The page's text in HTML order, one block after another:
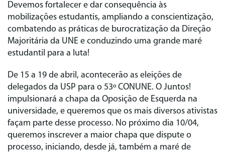
Devemos fortalecer e dar consequência às
mobilizações estudantis, ampliando a conscientização,
combatendo as práticas de burocratização da Direção
Majoritária da UNE e conduzindo uma grande maré
estudantil para a luta!
De 15 a 19 de abril, acontecerão as eleições de
delegados da USP para o 53º CONUNE. O Juntos!
impulsionará a chapa da Oposição de Esquerda na
universidade, e queremos que os mais diversos ativistas
façam parte desse processo. No próximo dia 10/04,
queremos inscrever a maior chapa que dispute o
processo, iniciando, desde já, também a maré de